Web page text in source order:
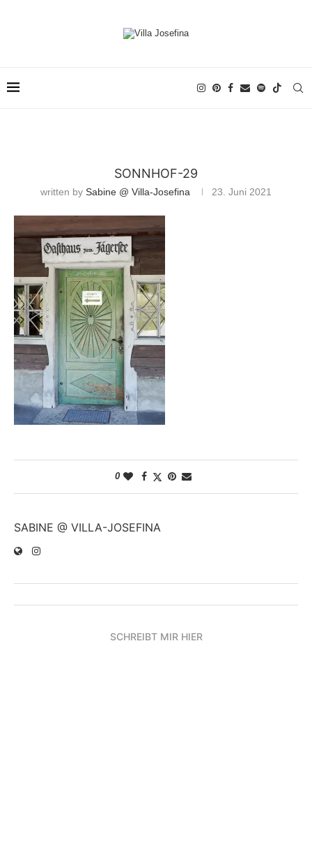
SONNHOF-29
written by Sabine @ Villa-Josefina 23. Juni 2021
0
SABINE @ VILLA-JOSEFINA
SCHREIBT MIR HIER